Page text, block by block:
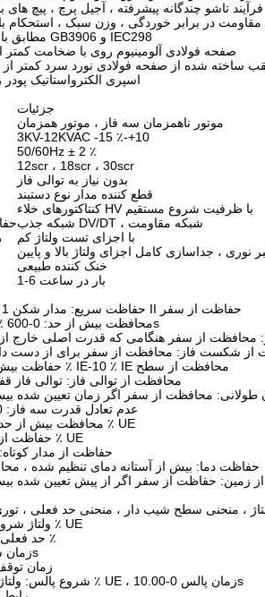
فرآیند تاشو چندگانه پیشرفته ، آجیل پرچ ، پیچ های
مقاومت در برابر خوردگی ، وزن سبک ، استحکام
مطابق با استانداردهای GB3906 و IEC298
صفحه فولادی آلومینیوم روی با ضخامت کمتر از 2 میلی
شده از صفحه فولادی نورد سرد کمتر از 2.5 میلی متر
اسپری الکترواستاتیک
جزئیات
موتور ناهمزمان سه فاز ، موتور همزمان
3KV-12KVAC -15 ٪-+10
50/60Hz ± 2 ٪
12scr ، 18scr ، 30scr
بدون نیاز به توالی فاز
قطع کننده مدار نوع دستبند
کنتاکتورهای خلاء HV با ظرفیت شروع مستقیم
شبکه جذب DV/DT ، شبکه مقاومت
با اجزای تست ولتاژ کم
نوری ، جداسازی کامل اجزای ولتاژ بالا و پایین
خنک کننده طبیعی
1-6 بار در ساعت
حفاظت سریع: مدار شکن 1 بخش ، بخش II حفاظت از سفر
محافظت بیش از حد: 0-600 ٪ یعنی ، 0-60s
محافظت از سفر هنگامی که قدرت اصلی خارج
از شکست فاز: محافظت از سفر برای از دست
حفاظت بیش از حد: 1.05 ٪ IE-10 ٪ IE محافظت از سطح
محافظت از توالی فاز: توالی فاز
طولانی: محافظت از سفر اگر زمان تعیین شده
عدم تعادل قدرت سه فاز: 0-100 ٪ یعنی
محافظت بیش از حد ولتاژ: 0-150 ٪ UE
حفاظت از ولتاژ: 0-100 ٪ UE
حفاظت از مدار کوتاه: 0-10 ٪ یعنی
حفاظت دما: بیش از آستانه دمای تنظیم شده ،
زمین: حفاظت از سفر اگر از پیش تعیین شده
، منحنی سطح شیب دار ، منحنی حد فعلی ،
ولتاژ شروع: 20 ٪ -100 ٪ UE
حد فعلی: 150 ٪ -600 ٪
زمان شروع: 1-150s
زمان توقف
شروع پالس: ولتاژ پالس 0-100 ٪ UE ، زمان پالس 0-10.00s